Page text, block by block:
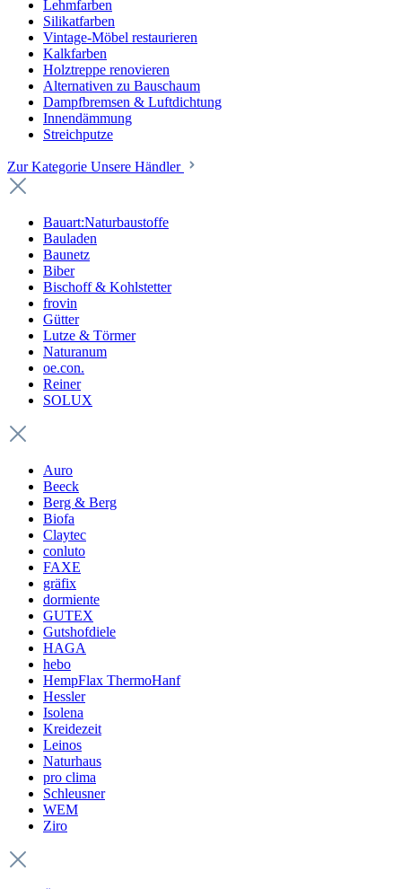
Lehmfarben
Silikatfarben
Vintage-Möbel restaurieren
Kalkfarben
Holztreppe renovieren
Alternativen zu Bauschaum
Dampfbremsen & Luftdichtung
Innendämmung
Streichputze
Zur Kategorie Unsere Händler
Bauart:Naturbaustoffe
Bauladen
Baunetz
Biber
Bischoff & Kohlstetter
frovin
Gütter
Lutze & Törmer
Naturanum
oe.con.
Reiner
SOLUX
Auro
Beeck
Berg & Berg
Biofa
Claytec
conluto
FAXE
gräfix
dormiente
GUTEX
Gutshofdiele
HAGA
hebo
HempFlax ThermoHanf
Hessler
Isolena
Kreidezeit
Leinos
Naturhaus
pro clima
Schleusner
WEM
Ziro